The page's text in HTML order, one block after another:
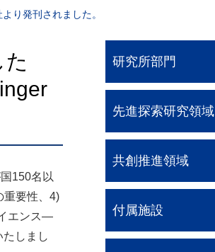
り発刊されました。
150名以
重要性、4)
エンス―
しまし
研究所部門
先進探索研究領域
共創推進領域
付属施設